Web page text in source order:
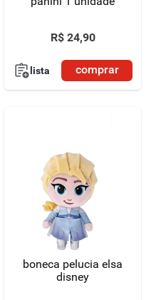
R$ 24,90
lista comprar
boneca pelucia elsa
disney
chocolate